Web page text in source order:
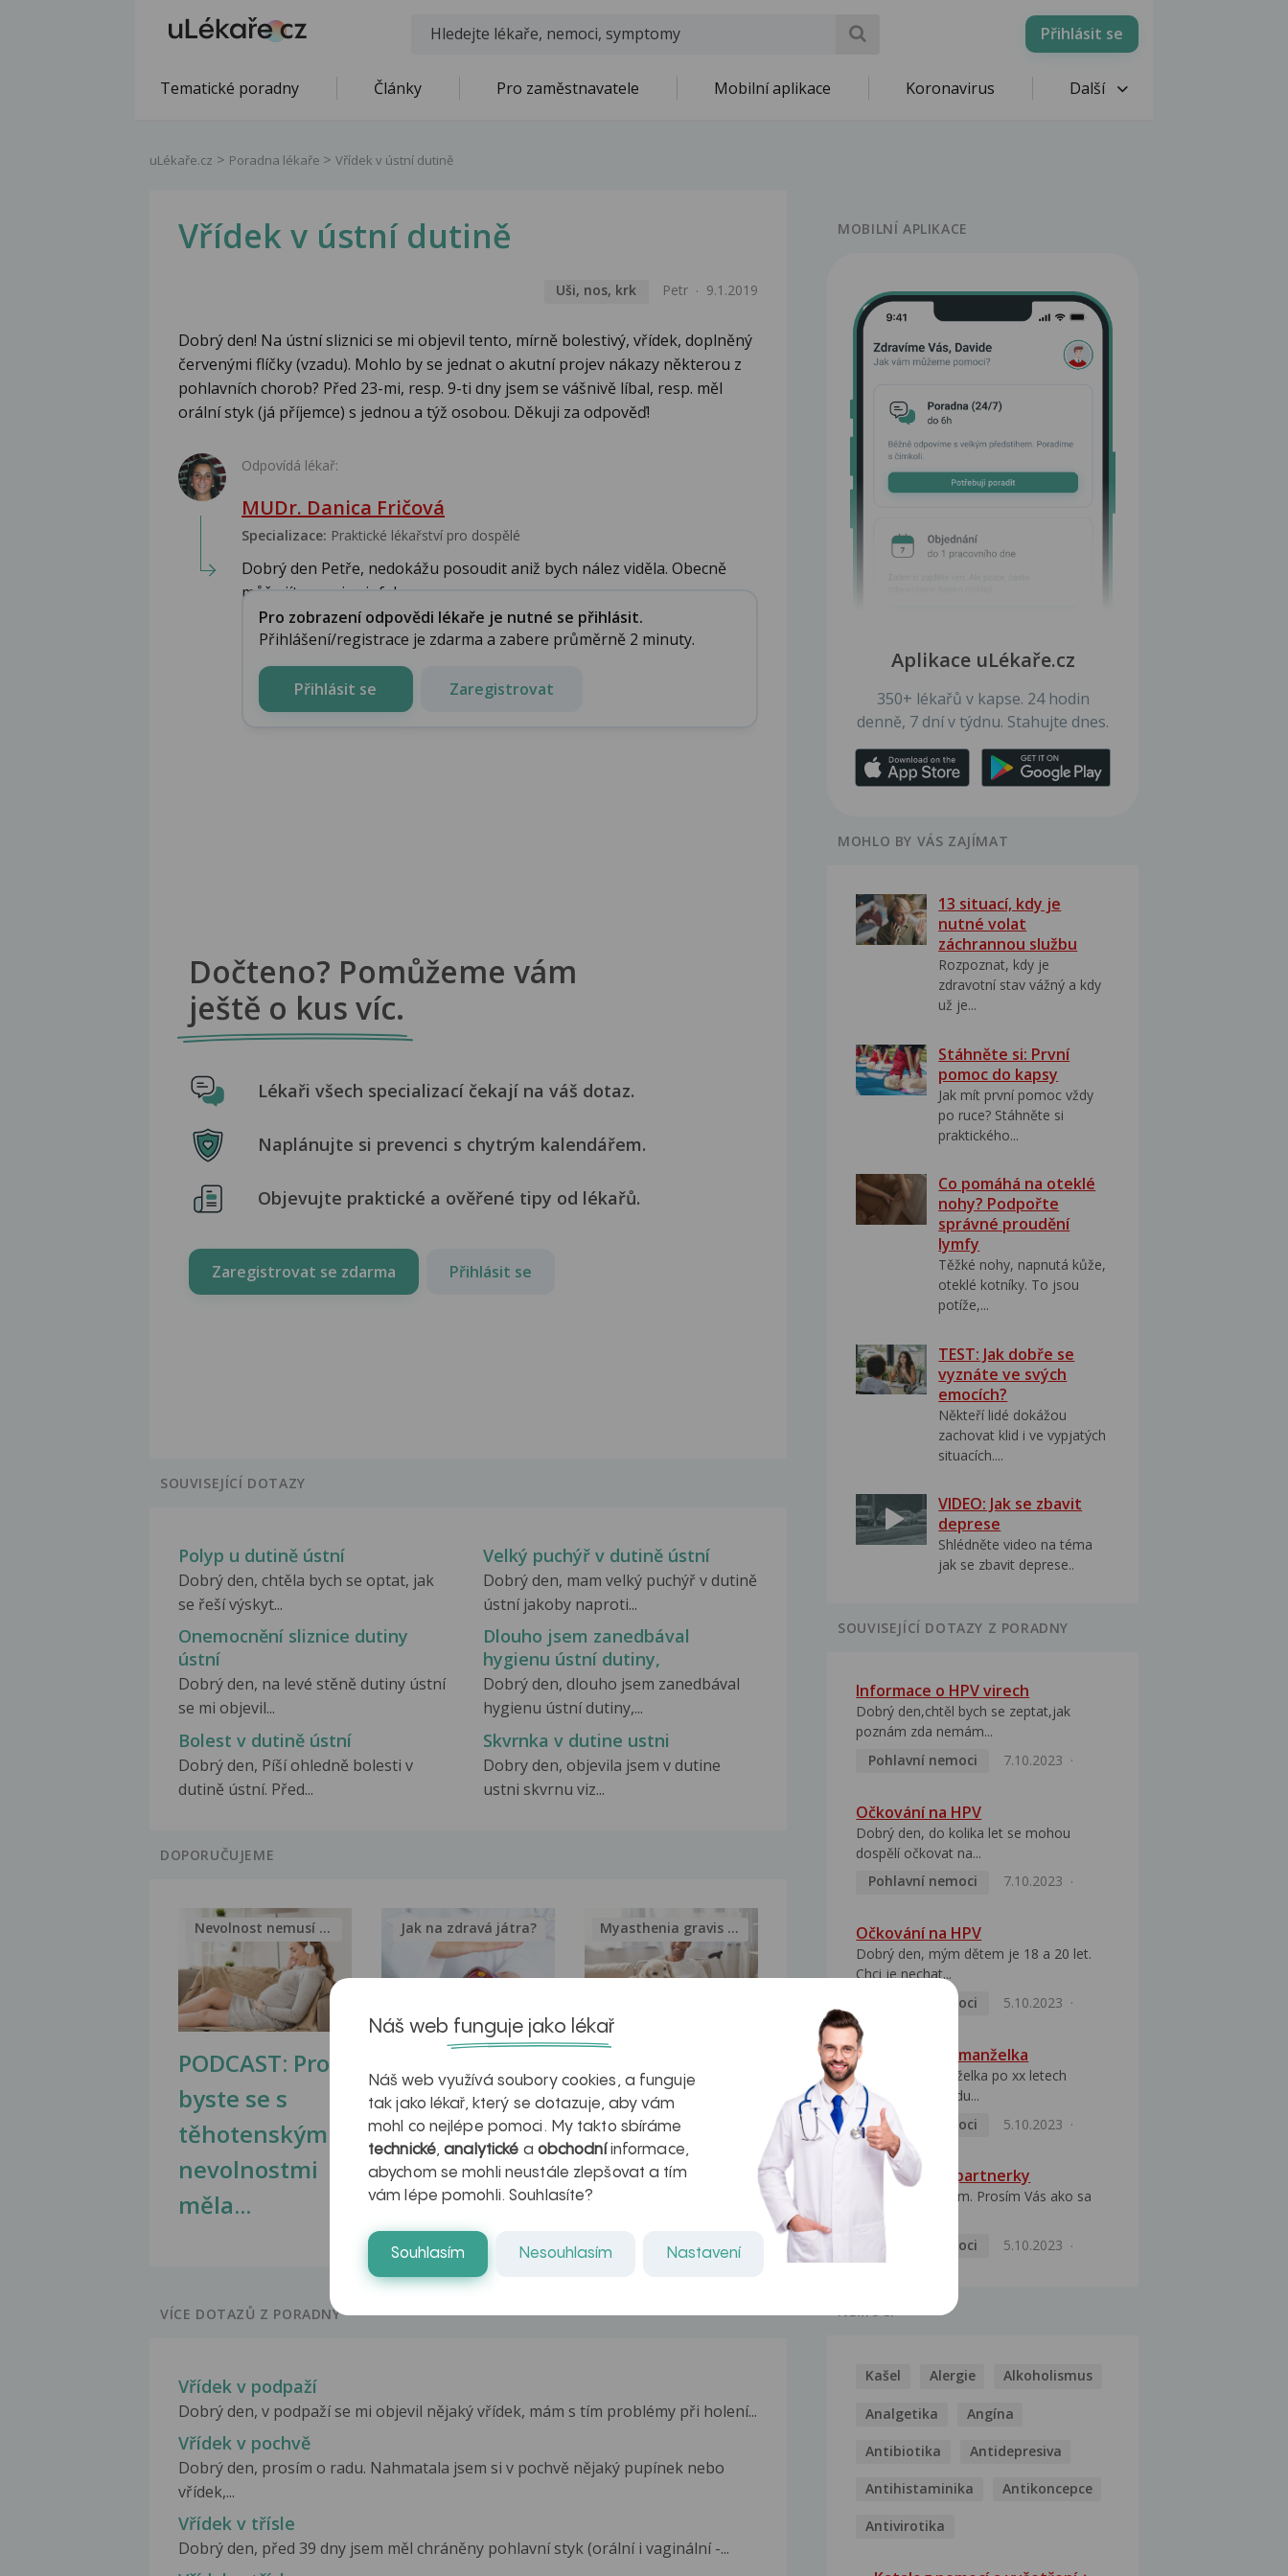
Přihlásit se
Tematické poradny Články Pro zaměstnavatele Mobilní aplikace Koronavirus Další
uLékaře.cz Poradna lékaře Vřídek v ústní dutině
Vřídek v ústní dutině
Uši, nos, krk Petr 9.1.2019
Dobrý den! Na ústní sliznici se mi objevil tento, mírně bolestivý, vřídek, doplněný
červenými flíčky (vzadu). Mohlo by se jednat o akutní projev nákazy některou z
pohlavních chorob? Před 23-mi, resp. 9-ti dny jsem se vášnivě líbal, resp. měl
orální styk (já příjemce) s jednou a týž osobou. Děkuji za odpověď!
Odpovídá lékař:
MUDr. Danica Fričová
Specializace: Praktické lékařství pro dospělé
Dobrý den Petře, nedokážu posoudit aniž bych nález viděla. Obecně
může jít o projev infek...
Pro zobrazení odpovědi lékaře je nutné se přihlásit.
Přihlášení/registrace je zdarma a zabere průměrně 2 minuty.
Přihlásit se Zaregistrovat
Dočteno? Pomůžeme vám
ještě o kus víc.
Lékaři všech specializací čekají na váš dotaz.
Naplánujte si prevenci s chytrým kalendářem.
Objevujte praktické a ověřené tipy od lékařů.
Zaregistrovat se zdarma Přihlásit se
SOUVISEJÍCÍ DOTAZY
Polyp u dutině ústní
Dobrý den, chtěla bych se optat, jak
se řeší výskyt...
Velký puchýř v dutině ústní
Dobrý den, mam velký puchýř v dutině
ústní jakoby naproti...
Onemocnění sliznice dutiny
ústní
Dobrý den, na levé stěně dutiny ústní
se mi objevil...
Dlouho jsem zanedbával
hygienu ústní dutiny,
Dobrý den, dlouho jsem zanedbával
hygienu ústní dutiny,...
Bolest v dutině ústní
Dobrý den, Píší ohledně bolesti v
dutině ústní. Před...
Skvrnka v dutine ustni
Dobry den, objevila jsem v dutine
ustni skvrnu viz...
DOPORUČUJEME
PODCAST: Proč
byste se s
těhotenskými
nevolnostmi
měla...
Nevolnost nemusí být nutnou...
jater v datech a
obrazech
Jak na zdravá játra?
léčba
myastenie –
naděje pro ty,
kteří ji...
Myasthenia gravis – vše, co...
VÍCE DOTAZŮ Z PORADNY
Vřídek v podpaží
Dobrý den, v podpaží se mi objevil nějaký vřídek, mám s tím problémy při holení...
Vřídek v pochvě
Dobrý den, prosím o radu. Nahmatala jsem si v pochvě nějaký pupínek nebo
vřídek,...
Vřídek v třísle
Dobrý den, před 39 dny jsem měl chráněny pohlavní styk (orální i vaginální -...
MOBILNÍ APLIKACE
Aplikace uLékaře.cz
350+ lékařů v kapse. 24 hodin
denně, 7 dní v týdnu. Stahujte dnes.
MOHLO BY VÁS ZAJÍMAT
13 situací, kdy je
nutné volat
záchrannou službu
Rozpoznat, kdy je
zdravotní stav vážný a kdy
už je...
Stáhněte si: První
pomoc do kapsy
Jak mít první pomoc vždy
po ruce? Stáhněte si
praktického...
Co pomáhá na oteklé
nohy? Podpořte
správné proudění
lymfy
Těžké nohy, napnutá kůže,
oteklé kotníky. To jsou
potíže,...
TEST: Jak dobře se
vyznáte ve svých
emocích?
Někteří lidé dokážou
zachovat klid i ve vypjatých
situacích....
VIDEO: Jak se zbavit
deprese
Shlédněte video na téma
jak se zbavit deprese..
SOUVISEJÍCÍ DOTAZY Z PORADNY
Informace o HPV virech
Dobrý den,chtěl bych se zeptat,jak
poznám zda nemám...
Pohlavní nemoci
7.10.2023
Očkování na HPV
Dobrý den, do kolika let se mohou
dospělí očkovat na...
Pohlavní nemoci
7.10.2023
Očkování na HPV
Dobrý den, mým dětem je 18 a 20 let.
Chci je nechat...
Pohlavní nemoci
5.10.2023
HPV pozitivní manželka
Dobrý den, manželka po xx letech
přivezla z Východu...
Pohlavní nemoci
5.10.2023
HPV typ 52 u partnerky
Dobrý deň prajem. Prosím Vás ako sa
Pohlavní nemoci
5.10.2023
NEMOCI
Kašel Alergie Alkoholismus
Analgetika Angína
Antibiotika Antidepresiva
Antihistaminika Antikoncepce
Antivirotika
Náš web funguje jako lékař
Náš web využívá soubory cookies, a funguje
tak jako lékař, který se dotazuje, aby vám
mohl co nejlépe pomoci. My takto sbíráme
technické,analytické a obchodníinformace,
abychom se mohli neustále zlepšovat a tím
vám lépe pomohli. Souhlasíte?
Souhlasím Nesouhlasím Nastavení